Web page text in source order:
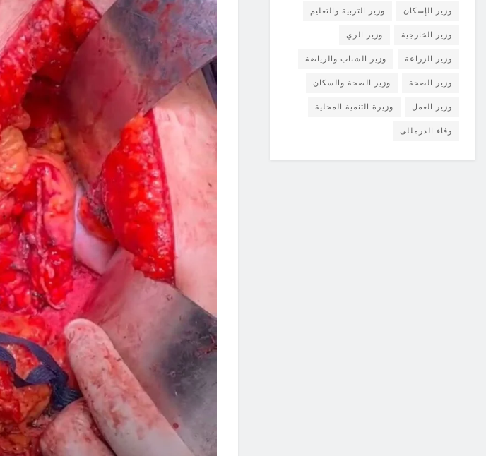
وزير الإسكان وزير التربية والتعليم
وزير الخارجية وزير الري
وزير الزراعة وزير الشباب والرياضة
وزير الصحة وزير الصحة والسكان
وزير العمل وزيرة التنمية المحلية
وفاء الدرمللى